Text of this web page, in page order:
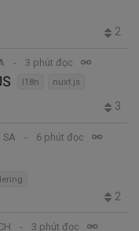
2
3 phút đọc
I18n nuxt.js
3
SA 6 phút đọc
2
3 phút đọc